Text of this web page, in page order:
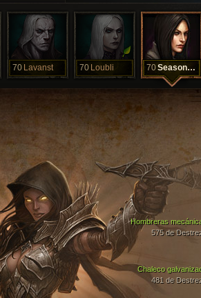
70 Lavanst 70 Loubli 70 SeasonalDH
Chaleco
481 de
Hombreras
575 de